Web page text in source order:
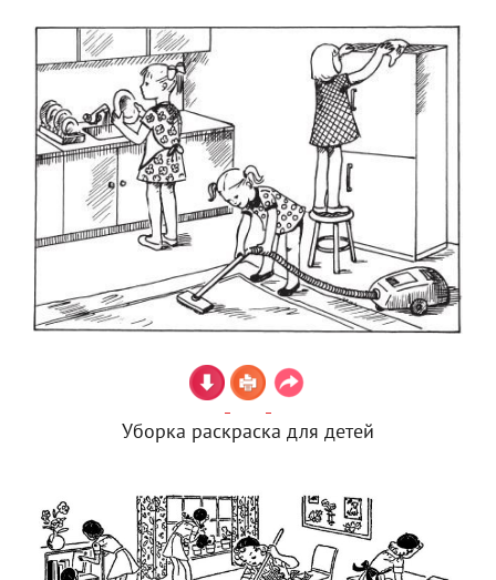
Уборка раскраска для детей